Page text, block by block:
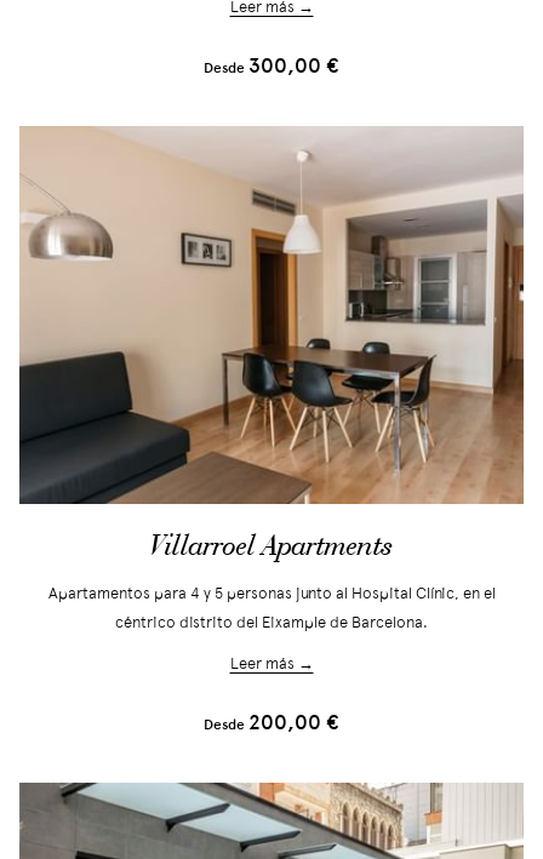
Leer más →
Desde 300,00 €
Villarroel Apartments
Apartamentos para 4 y 5 personas junto al Hospital Clínic, en el
céntrico distrito del Eixample de Barcelona.
Leer más →
Desde 200,00 €